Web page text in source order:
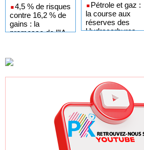
​4,5 % de risques
contre 16,2 % de
gains : la
promesse de l’IA
selon la Banque
mondiale
​Pétrole et gaz :
la course aux
réserves des
Hydrocarbures